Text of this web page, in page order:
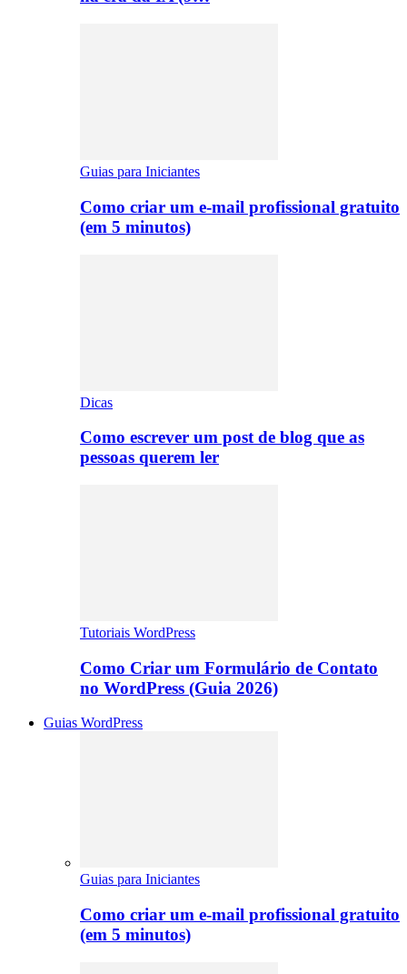
Guias para Iniciantes
Como criar um e-mail profissional gratuito
(em 5 minutos)
Dicas
Como escrever um post de blog que as
pessoas querem ler
Tutoriais WordPress
Como Criar um Formulário de Contato
no WordPress (Guia 2026)
Guias WordPress
Guias para Iniciantes
Como criar um e-mail profissional gratuito
(em 5 minutos)